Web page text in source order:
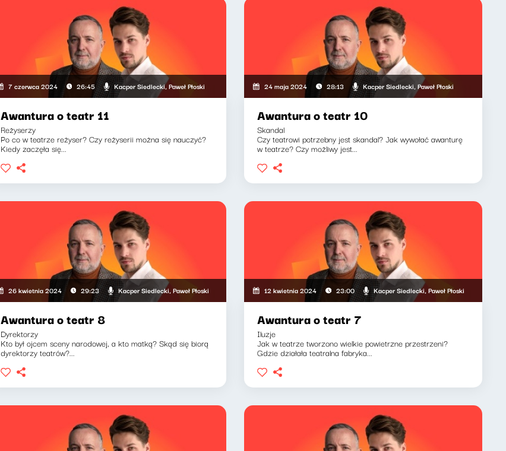
7 czerwca 2024 26:45 Kacper Siedlecki, Paweł Płoski
Awantura o teatr 11
Reżyserzy
Po co w teatrze reżyser? Czy reżyserii można się nauczyć?
Kiedy zaczęła się...
24 maja 2024 28:13 Kacper Siedlecki, Paweł Płoski
Awantura o teatr 10
Skandal
Czy teatrowi potrzebny jest skandal? Jak wywołać awanturę
w teatrze? Czy możliwy jest...
26 kwietnia 2024 29:23 Kacper Siedlecki, Paweł Płoski
Awantura o teatr 8
Dyrektorzy
Kto był ojcem sceny narodowej, a kto matką? Skąd się biorą
dyrektorzy teatrów?...
12 kwietnia 2024 23:00 Kacper Siedlecki, Paweł Płoski
Awantura o teatr 7
Iluzje
Jak w teatrze tworzono wielkie powietrzne przestrzeni?
Gdzie działała teatralna fabryka...